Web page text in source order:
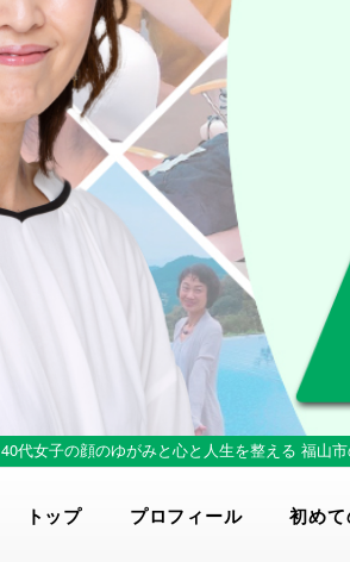
40代女子の顔のゆがみと心と人生を整える 福山
トップ プロフィール 初め